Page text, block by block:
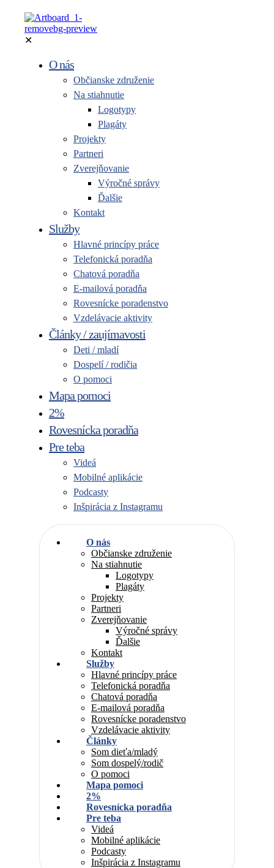
✕
O nás
Občianske združenie
Na stiahnutie
Logotypy
Plagáty
Projekty
Partneri
Zverejňovanie
Výročné správy
Ďalšie
Kontakt
Služby
Hlavné princípy práce
Telefonická poradňa
Chatová poradňa
E-mailová poradňa
Rovesnícke poradenstvo
Vzdelávacie aktivity
Články / zaujímavosti
Deti / mladí
Dospelí / rodičia
O pomoci
Mapa pomoci
2%
Rovesnícka poradňa
Pre teba
Videá
Mobilné aplikácie
Podcasty
Inšpirácia z Instagramu
O nás
Občianske združenie
Na stiahnutie
Logotypy
Plagáty
Projekty
Partneri
Zverejňovanie
Výročné správy
Ďalšie
Kontakt
Služby
Hlavné princípy práce
Telefonická poradňa
Chatová poradňa
E-mailová poradňa
Rovesnícke poradenstvo
Vzdelávacie aktivity
Články
Som dieťa/mladý
Som dospelý/rodič
O pomoci
Mapa pomoci
2%
Rovesnícka poradňa
Pre teba
Videá
Mobilné aplikácie
Podcasty
Inšpirácia z Instagramu